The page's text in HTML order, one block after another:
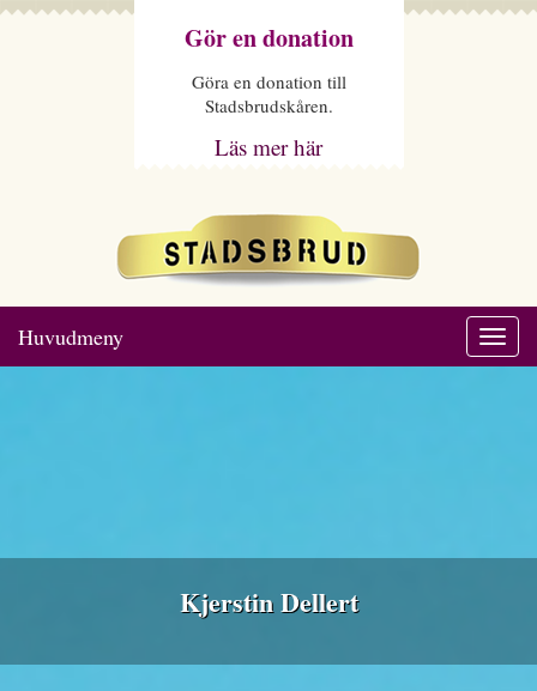
Gör en donation
Göra en donation till
Stadsbrudskåren.
Läs mer här
Huvudmeny
Kjerstin Dellert